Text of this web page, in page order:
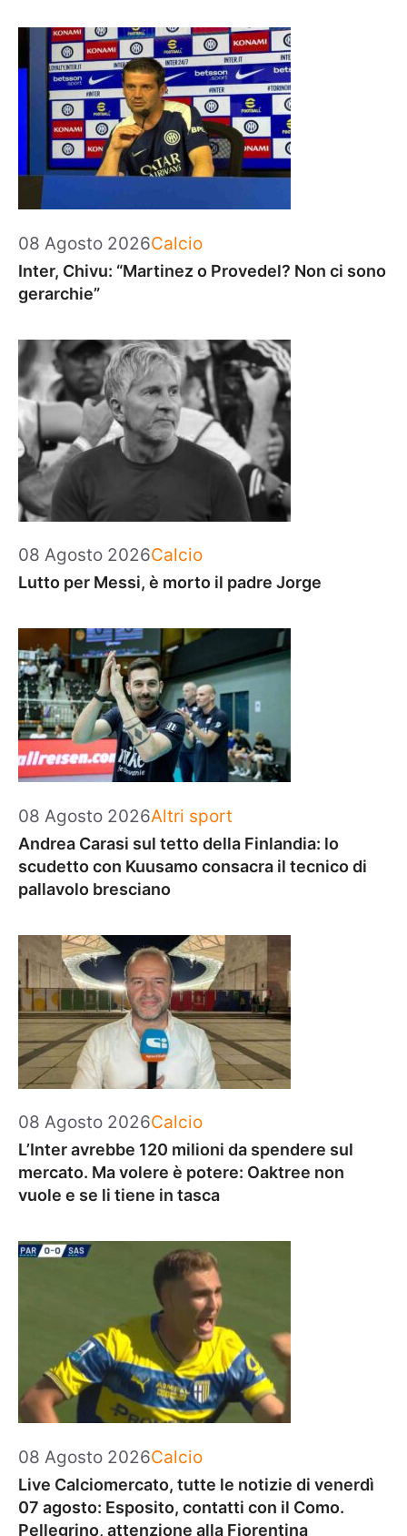
08 Agosto 2026Categorie
Calcio
Inter, Chivu: “Martinez o Provedel? Non ci sono
gerarchie”
08 Agosto 2026Categorie
Calcio
Lutto per Messi, è morto il padre Jorge
08 Agosto 2026Categorie
Altri sport
Andrea Carasi sul tetto della Finlandia: lo
scudetto con Kuusamo consacra il tecnico di
pallavolo bresciano
08 Agosto 2026Categorie
Calcio
L’Inter avrebbe 120 milioni da spendere sul
mercato. Ma volere è potere: Oaktree non
vuole e se li tiene in tasca
08 Agosto 2026Categorie
Calcio
Live Calciomercato, tutte le notizie di venerdì
07 agosto: Esposito, contatti con il Como.
Pellegrino, attenzione alla Fiorentina